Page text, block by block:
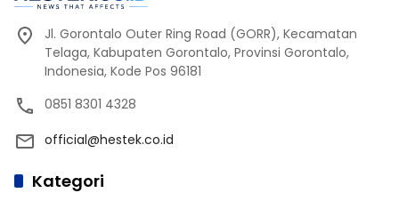
Jl. Gorontalo Outer Ring Road (GORR), Kecamatan
Telaga, Kabupaten Gorontalo, Provinsi Gorontalo,
Indonesia, Kode Pos 96181
0851 8301 4328
official@hestek.co.id
Kategori